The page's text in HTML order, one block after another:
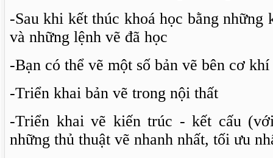
-Sau khi kết thúc khoá học bằng những
và những lệnh vẽ đã học
-Bạn có thể vẽ một số bản vẽ bên cơ khí
-Triển khai bản vẽ trong nội thất
-Triển khai vẽ kiến trúc - kết cấu
những thủ thuật vẽ nhanh nhất, tối ưu